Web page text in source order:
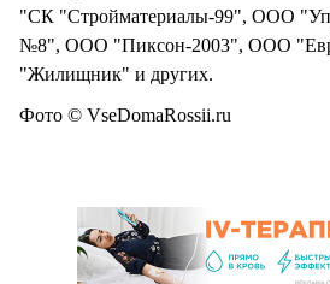
"СК "Стройматериалы-99", ООО
№8", ООО "Пиксон-2003", ООО
"Жилищник" и других.
Фото © VseDomaRossii.ru